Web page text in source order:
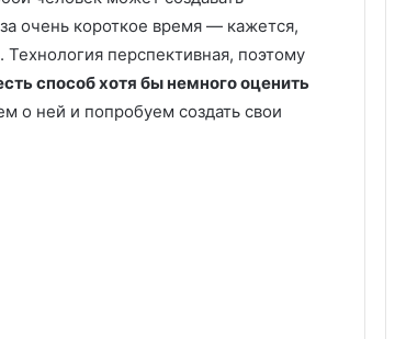
очень короткое время — кажется,
перспективная, поэтому
способ хотя бы немного оценить
о ней и попробуем создать свои